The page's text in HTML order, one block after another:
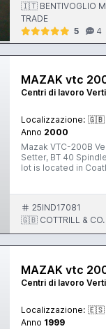
🇮🇹 BENTIVOGLIO
TRADE
5
4
MAZAK vtc
Centri di lavoro
Localizzazione: 🇬🇧
Anno 2000
Mazak VTC-200B
Setter, BT 40 Spindle
lot is located in Coatbridge, Lanarkshire. Please Note: This Item
25IND17081
🇬🇧 COTTRILL & CO.
MAZAK vtc
Centri di lavoro
Localizzazione: 🇪🇸
Anno 1999